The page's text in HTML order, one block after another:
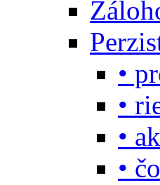
•
•
•
•